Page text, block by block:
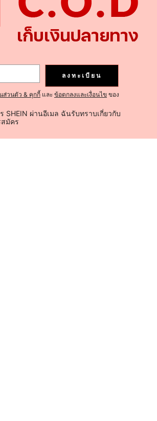
ลงทะเบียน
ส่วนตัว & คุกกี้ และ ข้อตกลงและเงื่อนไข ของ
SHEIN ผ่านอีเมล ฉันรับทราบเกี่ยวกับ
สมัคร